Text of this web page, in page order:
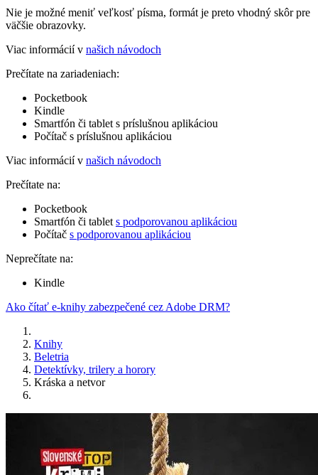
Nie je možné meniť veľkosť písma, formát je preto vhodný skôr pre
väčšie obrazovky.
Viac informácií v našich návodoch
Prečítate na zariadeniach:
Pocketbook
Kindle
Smartfón či tablet s príslušnou aplikáciou
Počítač s príslušnou aplikáciou
Viac informácií v našich návodoch
Prečítate na:
Pocketbook
Smartfón či tablet s podporovanou aplikáciou
Počítač s podporovanou aplikáciou
Neprečítate na:
Kindle
Ako čítať e-knihy zabezpečené cez Adobe DRM?
Knihy
Beletria
Detektívky, trilery a horory
Kráska a netvor